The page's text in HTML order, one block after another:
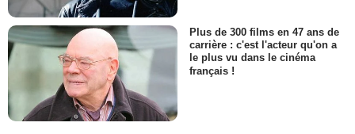
Plus de 300 films en 47 ans de
carrière : c'est l'acteur qu'on a
le plus vu dans le cinéma
français !